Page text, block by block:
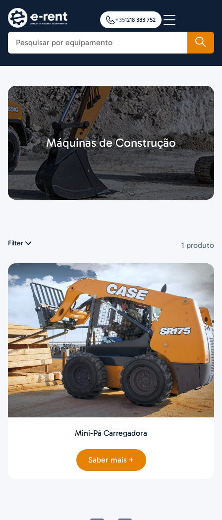
Construção
Agricultura
Movimentação de Cargas
Plataformas Elevatórias
Notícias
Formação
Contactos
+351218 383 752
Máquinas de Construção
Filter 1 produto
Mini-Pá Carregadora
Saber mais +